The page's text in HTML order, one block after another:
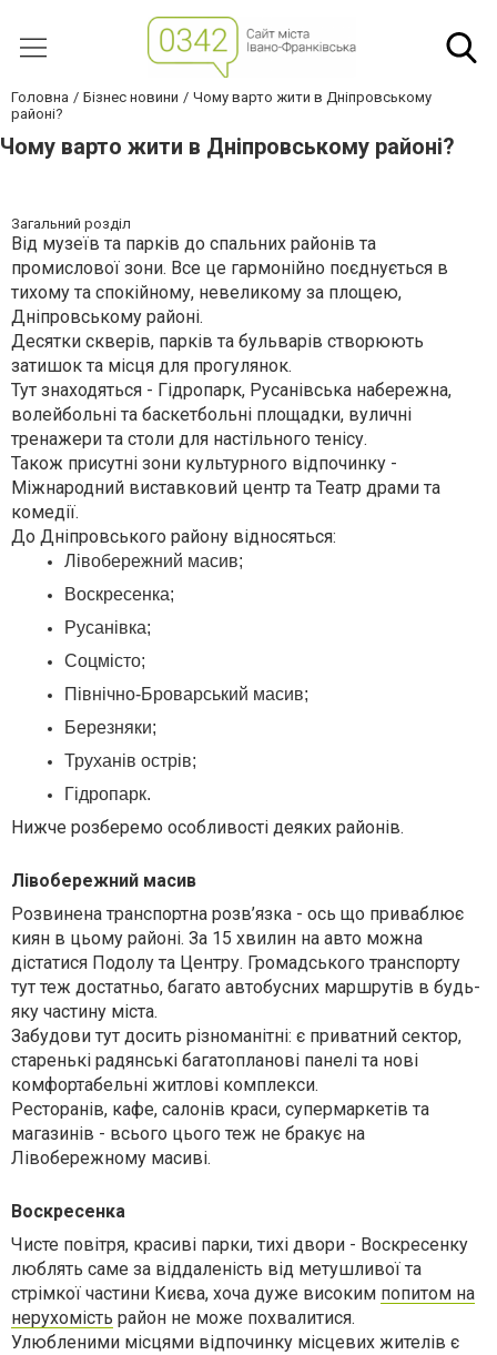
Головна Бізнес новини
Чому варто жити в Дніпровському
районі?
Чому варто жити в Дніпровському районі?
Загальний розділ
Від музеїв та парків до спальних районів та
промислової зони. Все це гармонійно поєднується в
тихому та спокійному, невеликому за площею,
Дніпровському районі.
Десятки скверів, парків та бульварів створюють
затишок та місця для прогулянок.
Тут знаходяться - Гідропарк, Русанівська набережна,
волейбольні та баскетбольні площадки, вуличні
тренажери та столи для настільного тенісу.
Також присутні зони культурного відпочинку -
Міжнародний виставковий центр та Театр драми та
комедії.
До Дніпровського району відносяться:
Лівобережний масив;
Воскресенка;
Русанівка;
Соцмісто;
Північно-Броварський масив;
Березняки;
Труханів острів;
Гідропарк.
Нижче розберемо особливості деяких районів.
Лівобережний масив
Розвинена транспортна розв’язка - ось що приваблює
киян в цьому районі. За 15 хвилин на авто можна
дістатися Подолу та Центру. Громадського транспорту
тут теж достатньо, багато автобусних маршрутів в будь-
яку частину міста.
Забудови тут досить різноманітні: є приватний сектор,
старенькі радянські багатопланові панелі та нові
комфортабельні житлові комплекси.
Ресторанів, кафе, салонів краси, супермаркетів та
магазинів - всього цього теж не бракує на
Лівобережному масиві.
Воскресенка
Чисте повітря, красиві парки, тихі двори - Воскресенку
люблять саме за віддаленість від метушливої та
стрімкої частини Києва, хоча дуже високим попитом на
нерухомість район не може похвалитися.
Улюбленими місцями відпочинку місцевих жителів є